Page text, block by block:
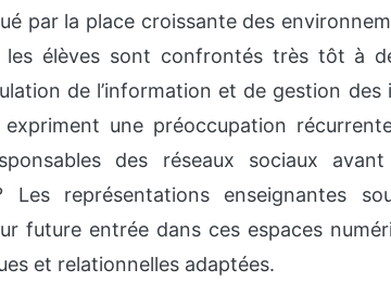
par la place croissante des
les élèves sont confrontés très tôt à
de l’information et de gestion
expriment une préoccupation
des réseaux sociaux
Les représentations enseignantes
future entrée dans ces espaces
et relationnelles adaptées.